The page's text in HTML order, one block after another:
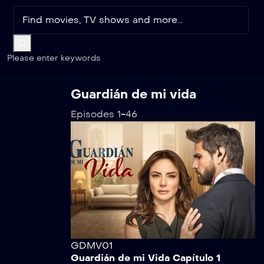
Please enter keywords
Guardián de mi vida
Episodes 1-46
GDMV01
Guardián de mi Vida Capítulo 1